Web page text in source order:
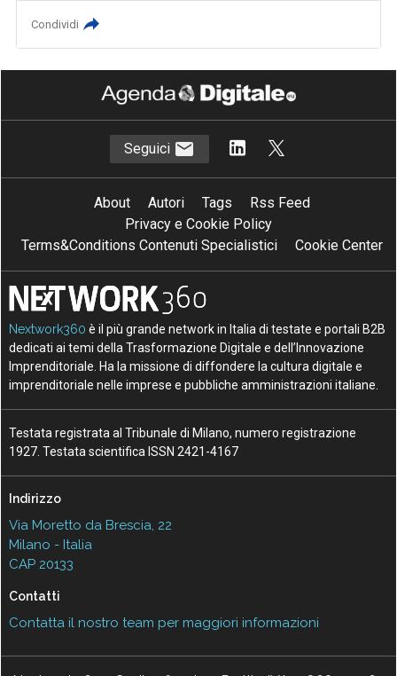
Condividi
Seguici
About Autori Tags
Rss Feed
Privacy e Cookie Policy
Terms&Conditions Contenuti Specialistici
Cookie Center
Nextwork360 è il più grande network in Italia di testate e portali B2B
dedicati ai temi della Trasformazione Digitale e dell’Innovazione
Imprenditoriale. Ha la missione di diffondere la cultura digitale e
imprenditoriale nelle imprese e pubbliche amministrazioni italiane.
Testata registrata al Tribunale di Milano, numero registrazione
1927. Testata scientifica ISSN 2421-4167
Indirizzo
Via Moretto da Brescia, 22
Milano - Italia
CAP 20133
Contatti
Contatta il nostro team per maggiori informazioni